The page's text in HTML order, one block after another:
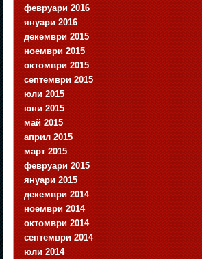
февруари 2016
януари 2016
декември 2015
ноември 2015
октомври 2015
септември 2015
юли 2015
юни 2015
май 2015
април 2015
март 2015
февруари 2015
януари 2015
декември 2014
ноември 2014
октомври 2014
септември 2014
юли 2014